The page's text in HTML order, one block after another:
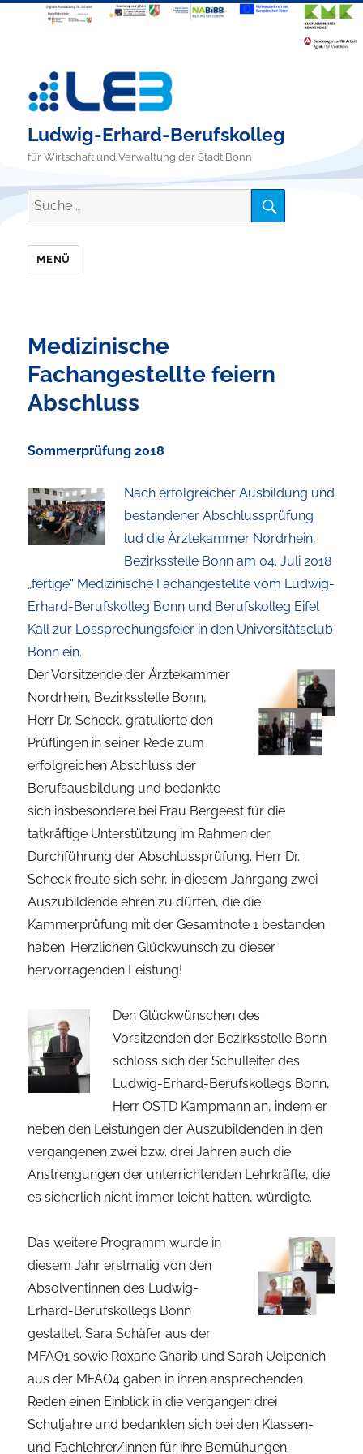
Ludwig-Erhard-Berufskolleg
für Wirtschaft und Verwaltung der Stadt Bonn
Suche
nach:
SUCHE
MENÜ
Medizinische
Fachangestellte feiern
Abschluss
Sommerprüfung 2018
Nach erfolgreicher Ausbildung und
bestandener Abschlussprüfung
lud die Ärztekammer Nordrhein,
Bezirksstelle Bonn am 04. Juli 2018
„fertige“ Medizinische Fachangestellte vom Ludwig-
Erhard-Berufskolleg Bonn und Berufskolleg Eifel
Kall zur Lossprechungsfeier in den Universitätsclub
Bonn ein.
Der Vorsitzende der Ärztekammer
Nordrhein, Bezirksstelle Bonn,
Herr Dr. Scheck, gratulierte den
Prüflingen in seiner Rede zum
erfolgreichen Abschluss der
Berufsausbildung und bedankte
sich insbesondere bei Frau Bergeest für die
tatkräftige Unterstützung im Rahmen der
Durchführung der Abschlussprüfung. Herr Dr.
Scheck freute sich sehr, in diesem Jahrgang zwei
Auszubildende ehren zu dürfen, die die
Kammerprüfung mit der Gesamtnote 1 bestanden
haben. Herzlichen Glückwunsch zu dieser
hervorragenden Leistung!
Den Glückwünschen des
Vorsitzenden der Bezirksstelle Bonn
schloss sich der Schulleiter des
Ludwig-Erhard-Berufskollegs Bonn,
Herr OSTD Kampmann an, indem er
neben den Leistungen der Auszubildenden in den
vergangenen zwei bzw. drei Jahren auch die
Anstrengungen der unterrichtenden Lehrkräfte, die
es sicherlich nicht immer leicht hatten, würdigte.
Das weitere Programm wurde in
diesem Jahr erstmalig von den
Absolventinnen des Ludwig-
Erhard-Berufskollegs Bonn
gestaltet. Sara Schäfer aus der
MFAO1 sowie Roxane Gharib und Sarah Uelpenich
aus der MFAO4 gaben in ihren ansprechenden
Reden einen Einblick in die vergangen drei
Schuljahre und bedankten sich bei den Klassen-
und Fachlehrer/innen für ihre Bemühungen.